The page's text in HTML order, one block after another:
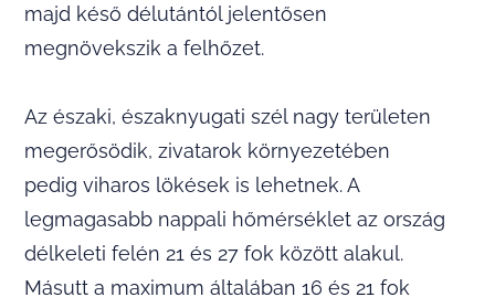
majd késő délutántól jelentősen
megnövekszik a felhőzet.
Az északi, északnyugati szél nagy területen
megerősödik, zivatarok környezetében
pedig viharos lökések is lehetnek. A
legmagasabb nappali hőmérséklet az ország
délkeleti felén 21 és 27 fok között alakul.
Másutt a maximum általában 16 és 21 fok